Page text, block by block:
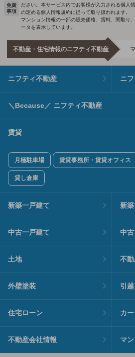
免責
事項
ださい。本サービス内でお客様が入力される個人
の定める個人情報規約に従って取り扱われます。
マンション情報の一部の販売価格、賃料、間取り
ータを表示しています。
不動産・住宅情報のニフティ不動産
ニフティ不動産 ニ
＼Because／ ニフティ不動産
賃貸
月極駐車場 賃貸事務所・賃貸オフィス
貸し倉庫
新築一戸建て 新
中古一戸建て 中
土地 不
外壁塗装 引
住宅ローン カ
不動産会社情報 マ